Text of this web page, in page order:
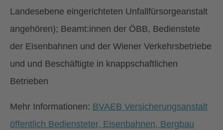
Landesebene eingerichteten Unfallfürsorgeanstalt
angehören); Beamt:innen der ÖBB, Bedienstete
der Eisenbahnen und der Wiener Verkehrsbetriebe
und und Beschäftigte in knappschaftlichen
Betrieben
Mehr Informationen: BVAEB Versicherungsanstalt
öffentlich Bediensteter, Eisenbahnen, Bergbau